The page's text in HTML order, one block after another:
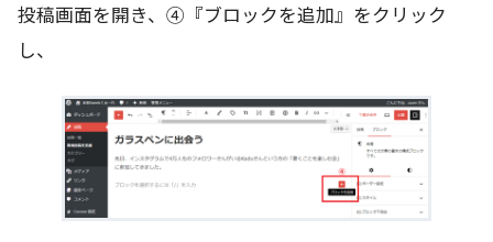
投稿画面を開き、④『ブロックを追加』をクリック
し、